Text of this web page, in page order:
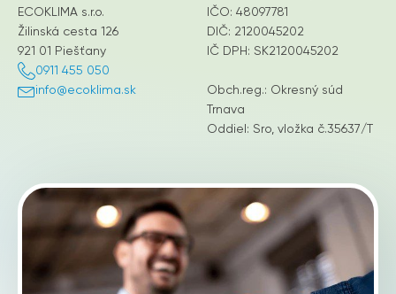
ECOKLIMA s.r.o.
Žilinská cesta 126
921 01 Piešťany
0911 455 050
info@ecoklima.sk
IČO: 48097781
DIČ: 2120045202
IČ DPH: SK2120045202
Obch.reg.: Okresný súd
Trnava
Oddiel: Sro, vložka č.35637/T